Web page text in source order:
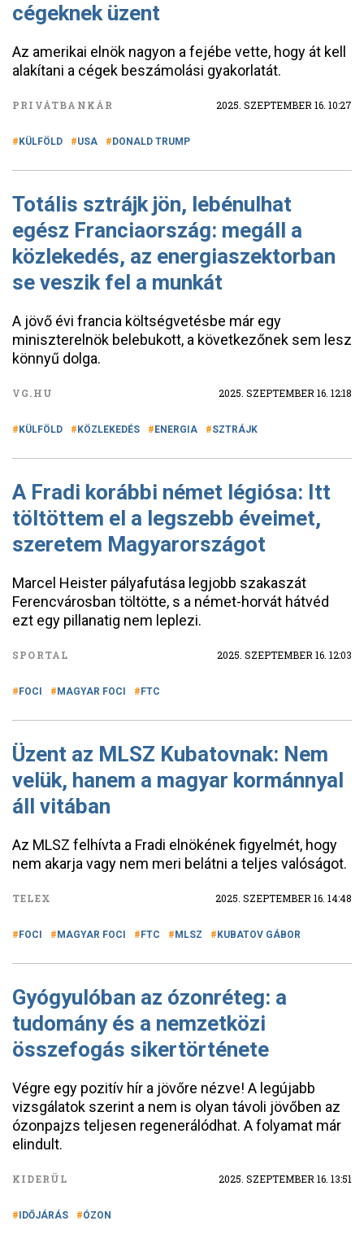
cégeknek üzent
Az amerikai elnök nagyon a fejébe vette, hogy át kell
alakítani a cégek beszámolási gyakorlatát.
PRIVÁTBANKÁR 2025. SZEPTEMBER 16. 10:27
KÜLFÖLD USA DONALD TRUMP
Totális sztrájk jön, lebénulhat
egész Franciaország: megáll a
közlekedés, az energiaszektorban
se veszik fel a munkát
A jövő évi francia költségvetésbe már egy
miniszterelnök belebukott, a következőnek sem lesz
könnyű dolga.
VG.HU 2025. SZEPTEMBER 16. 12:18
KÜLFÖLD KÖZLEKEDÉS ENERGIA SZTRÁJK
A Fradi korábbi német légiósa: Itt
töltöttem el a legszebb éveimet,
szeretem Magyarországot
Marcel Heister pályafutása legjobb szakaszát
Ferencvárosban töltötte, s a német-horvát hátvéd
ezt egy pillanatig nem leplezi.
SPORTAL 2025. SZEPTEMBER 16. 12:03
FOCI MAGYAR FOCI FTC
Üzent az MLSZ Kubatovnak: Nem
velük, hanem a magyar kormánnyal
áll vitában
Az MLSZ felhívta a Fradi elnökének figyelmét, hogy
nem akarja vagy nem meri belátni a teljes valóságot.
TELEX 2025. SZEPTEMBER 16. 14:48
FOCI MAGYAR FOCI FTC MLSZ KUBATOV GÁBOR
Gyógyulóban az ózonréteg: a
tudomány és a nemzetközi
összefogás sikertörténete
Végre egy pozitív hír a jövőre nézve! A legújabb
vizsgálatok szerint a nem is olyan távoli jövőben az
ózonpajzs teljesen regenerálódhat. A folyamat már
elindult.
KIDERÜL 2025. SZEPTEMBER 16. 13:51
IDŐJÁRÁS ÓZON